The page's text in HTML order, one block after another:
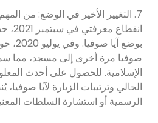
7. التغيير الأخير في الوضع: من
بوضع
صوفيا مرة أخرى إلى مسجد، مما
الإسلامية. للحصول على أحدث
الحالي وترتيبات الزيارة لآيا
الرسمية أو استشارة السلطات